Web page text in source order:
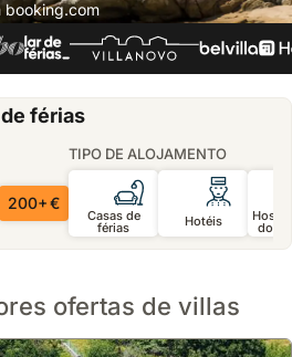
booking.com
férias
200+ €
TIPO DE ALOJAMENTO
Casas de
férias Hotéis
ofertas de villas